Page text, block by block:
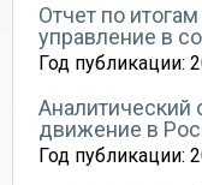
Отчет по
управление в
Год публикации:
Аналитический
движение в
Год публикации: